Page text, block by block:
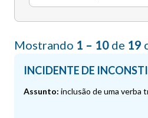
Mostrando 1 – 10 de 19
INCIDENTE DE
Assunto: inclusão de uma verba